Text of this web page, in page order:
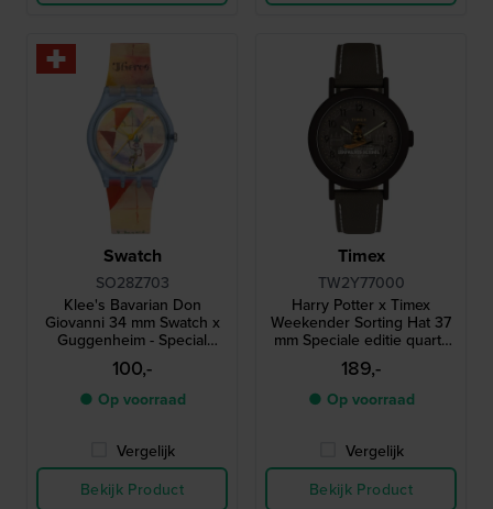
Swatch
SO28Z703
Klee's Bavarian Don
Giovanni 34 mm Swatch x
Guggenheim - Special
edition Swatch horloge
100,-
● Op voorraad
Vergelijk
Bekijk Product
Timex
TW2Y77000
Harry Potter x Timex
Weekender Sorting Hat 37
mm Speciale editie quartz
horloge met sorteerhoed
secondewijzer
189,-
● Op voorraad
Vergelijk
Bekijk Product